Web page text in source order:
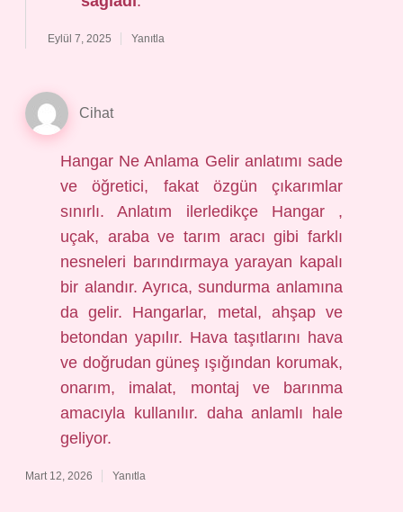
Eylül 7, 2025 Yanıtla
Cihat
Hangar Ne Anlama Gelir anlatımı sade
ve öğretici, fakat özgün çıkarımlar
sınırlı. Anlatım ilerledikçe Hangar ,
uçak, araba ve tarım aracı gibi farklı
nesneleri barındırmaya yarayan kapalı
bir alandır. Ayrıca, sundurma anlamına
da gelir. Hangarlar, metal, ahşap ve
betondan yapılır. Hava taşıtlarını hava
ve doğrudan güneş ışığından korumak,
onarım, imalat, montaj ve barınma
amacıyla kullanılır. daha anlamlı hale
geliyor.
Mart 12, 2026 Yanıtla